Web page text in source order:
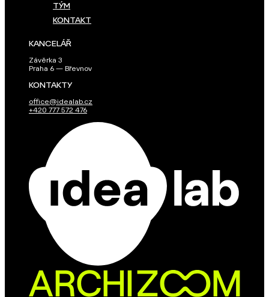
TÝM
KONTAKT
KANCELÁŘ
Závěrka 3
Praha 6 — Břevnov
KONTAKTY
office@idealab.cz
+420 777 572 476